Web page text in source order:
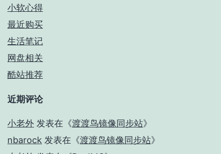
小软心得
最近购买
生活笔记
网盘相关
酷站推荐
近期评论
小老外 发表在《渡渡鸟镜像同步站》
nbarock 发表在《渡渡鸟镜像同步站》